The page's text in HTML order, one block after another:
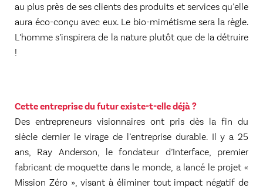
au plus près de ses clients des produits et services qu’elle
aura éco-conçu avec eux. Le bio-mimétisme sera la règle.
L’homme s’inspirera de la nature plutôt que de la détruire
!
Cette entreprise du futur existe-t-elle déjà ?
Des entrepreneurs visionnaires ont pris dès la fin du
siècle dernier le virage de l’entreprise durable. Il y a 25
ans, Ray Anderson, le fondateur d’Interface, premier
fabricant de moquette dans le monde, a lancé le projet «
Mission Zéro », visant à éliminer tout impact négatif de